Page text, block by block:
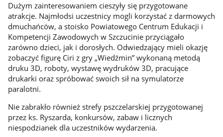
Dużym zainteresowaniem cieszyły się przygotowane
atrakcje. Najmłodsi uczestnicy mogli korzystać z darmowych
dmuchańców, a stoisko Powiatowego Centrum Edukacji i
Kompetencji Zawodowych w Szczucinie przyciągało
zarówno dzieci, jak i dorosłych. Odwiedzający mieli okazję
zobaczyć figurę Ciri z gry „Wiedźmin” wykonaną metodą
druku 3D, roboty, wystawę wydruków 3D, pracujące
drukarki oraz spróbować swoich sił na symulatorze
paralotni.
Nie zabrakło również strefy pszczelarskiej przygotowanej
przez ks. Ryszarda, konkursów, zabaw i licznych
niespodzianek dla uczestników wydarzenia.